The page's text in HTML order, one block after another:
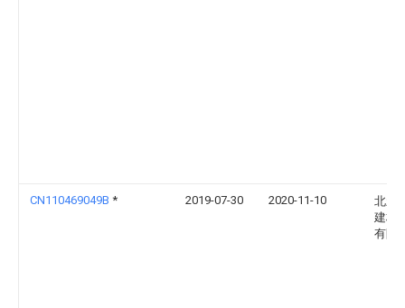
CN110469049B * 2019-07-30 2020-11-10
北新
建材
有限